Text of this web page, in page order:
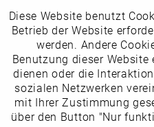
Folgen Sie uns
Newsletter
Funktionale
Marketing
Tracking
Diese Website benutzt
Betrieb der Website
werden. Andere
Benutzung dieser Website
dienen oder die
sozialen Netzwerken
mit Ihrer Zustimmung
über den Button "Nur